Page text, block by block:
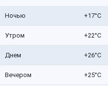
Ночью +17°C
Утром +22°C
Днем +26°C
Вечером +25°C